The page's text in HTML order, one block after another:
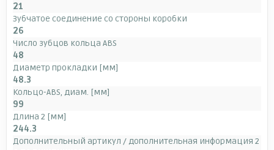
21
Зубчатое соединение со стороны коробки
26
Число зубцов кольца ABS
48
Диаметр прокладки [мм]
48.3
Кольцо-ABS, диам. [мм]
99
Длина 2 [мм]
244.3
Дополнительный артикул / дополнительная информация 2